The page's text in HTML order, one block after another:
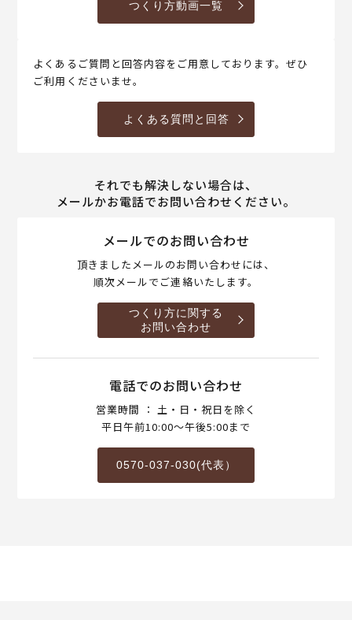
つくり方動画一覧
よくあるご質問と回答内容をご用意しております。ぜひ
ご利用くださいませ。
よくある質問と回答
それでも解決しない場合は、
メールかお電話でお問い合わせください。
メールでのお問い合わせ
頂きましたメールのお問い合わせには、
順次メールでご連絡いたします。
つくり方に関する
お問い合わせ
電話でのお問い合わせ
営業時間 ： 土・日・祝日を除く
平日午前10:00～午後5:00まで
0570-037-030(代表）